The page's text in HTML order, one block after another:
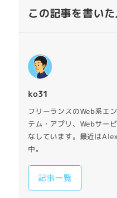
この記事を書いた
ko31
フリーランスのWeb系エ
テム・アプリ、Webサー
なしています。最近は
中。
記事一覧